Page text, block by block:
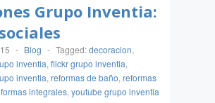
Grupo Inventia:
- Blog - Tagged:decoracion,
inventia, flickr grupo inventia,
inventia, reformas de baño, reformas
integrales, youtube grupo inventia